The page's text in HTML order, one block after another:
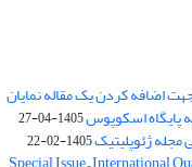
اضافه کردن یک مقاله نمایان
پایگاه اسکوپوس1405-04-27
ژئوپلیتیک1405-02-22